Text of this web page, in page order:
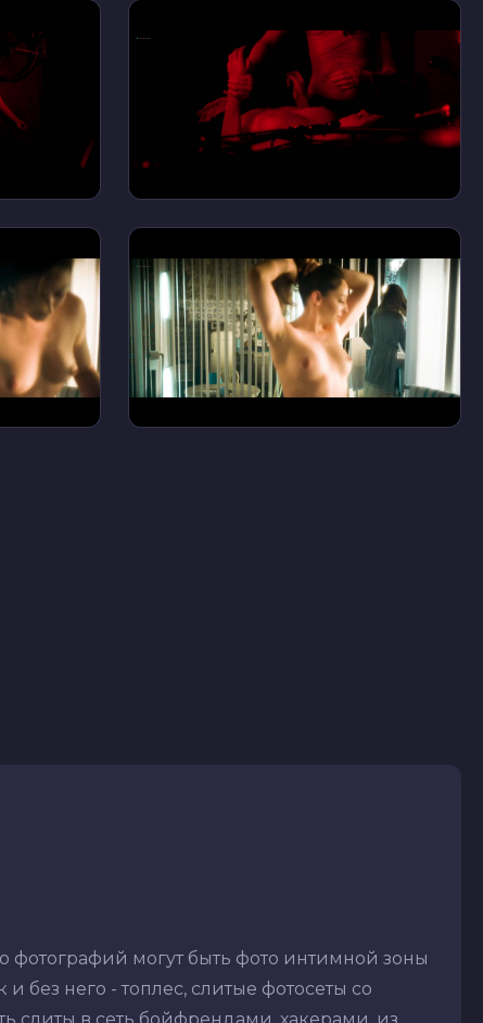
фотографий могут быть фото интимной зоны
без него - топлес, слитые фотосеты со